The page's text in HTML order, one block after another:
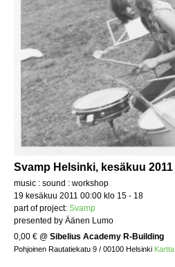
Svamp Helsinki, kesäkuu 2011
music : sound : workshop
19 kesäkuu 2011 00:00 klo 15 - 18
part of project: Svamp
presented by Äänen Lumo
0,00 € @ Sibelius Academy R-Building
Pohjoinen Rautatiekatu 9 / 00100 Helsinki Kartta